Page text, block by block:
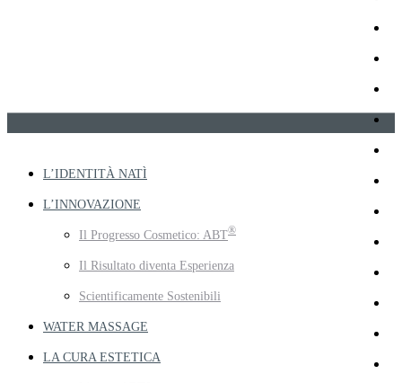
L’IDENTITÀ NATÌ
L’INNOVAZIONE
Il Progresso Cosmetico: ABT®
Il Risultato diventa Esperienza
Scientificamente Sostenibili
WATER MASSAGE
LA CURA ESTETICA